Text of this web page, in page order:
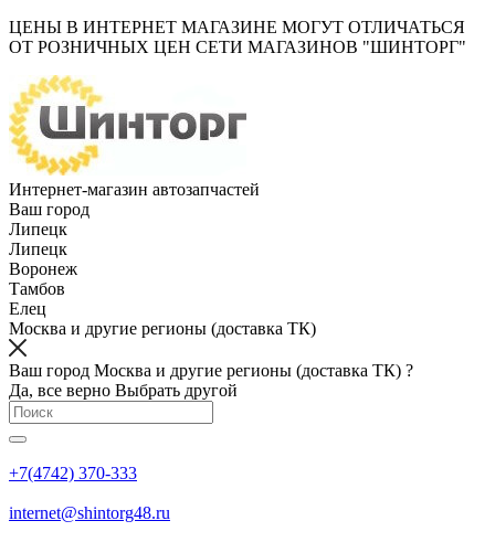
ЦЕНЫ В ИНТЕРНЕТ МАГАЗИНЕ МОГУТ ОТЛИЧАТЬСЯ
ОТ РОЗНИЧНЫХ ЦЕН СЕТИ МАГАЗИНОВ "ШИНТОРГ"
Интернет-магазин автозапчастей
Ваш город
Липецк
Липецк
Воронеж
Тамбов
Елец
Москва и другие регионы (доставка ТК)
Ваш город Москва и другие регионы (доставка ТК) ?
Да, все верно Выбрать другой
+7(4742) 370-333
internet@shintorg48.ru